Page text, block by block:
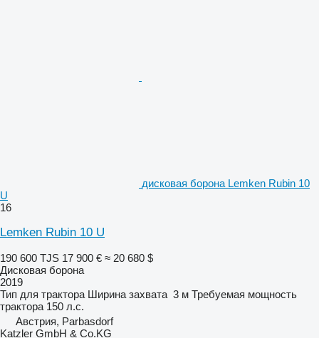
дисковая борона Lemken Rubin 10
U
16
Lemken Rubin 10 U
190 600 TJS 17 900 € ≈ 20 680 $
Дисковая борона
2019
Тип для трактора Ширина захвата 3 м Требуемая мощность
трактора 150 л.с.
Австрия, Parbasdorf
Katzler GmbH & Co.KG